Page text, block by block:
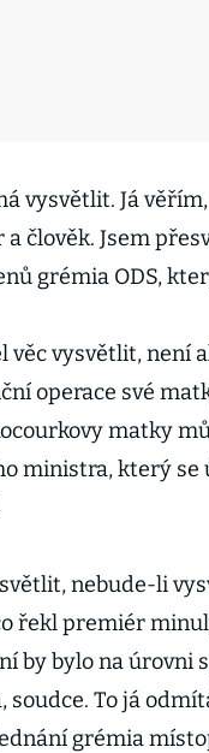
vysvětlit. Já
člověk. Jsem
grémia ODS,
věc vysvětlit, není
operace své
matky
ministra, který se
nebude-li
řekl premiér
by bylo na úrovni
soudce. To já
grémia